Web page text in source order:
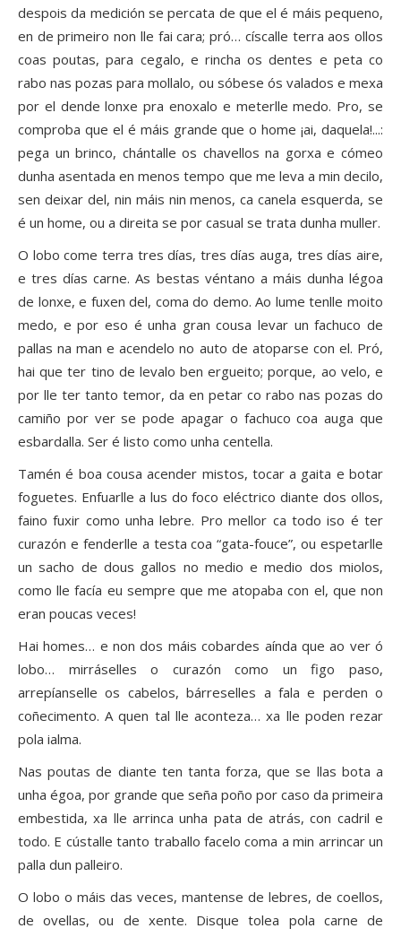
despois da medición se percata de que el é máis pequeno,
en de primeiro non lle fai cara; pró… císcalle terra aos ollos
coas poutas, para cegalo, e rincha os dentes e peta co
rabo nas pozas para mollalo, ou sóbese ós valados e mexa
por el dende lonxe pra enoxalo e meterlle medo. Pro, se
comproba que el é máis grande que o home ¡ai, daquela!...:
pega un brinco, chántalle os chavellos na gorxa e cómeo
dunha asentada en menos tempo que me leva a min decilo,
sen deixar del, nin máis nin menos, ca canela esquerda, se
é un home, ou a direita se por casual se trata dunha muller.
O lobo come terra tres días, tres días auga, tres días aire,
e tres días carne. As bestas véntano a máis dunha légoa
de lonxe, e fuxen del, coma do demo. Ao lume tenlle moito
medo, e por eso é unha gran cousa levar un fachuco de
pallas na man e acendelo no auto de atoparse con el. Pró,
hai que ter tino de levalo ben ergueito; porque, ao velo, e
por lle ter tanto temor, da en petar co rabo nas pozas do
camiño por ver se pode apagar o fachuco coa auga que
esbardalla. Ser é listo como unha centella.
Tamén é boa cousa acender mistos, tocar a gaita e botar
foguetes. Enfuarlle a lus do foco eléctrico diante dos ollos,
faino fuxir como unha lebre. Pro mellor ca todo iso é ter
curazón e fenderlle a testa coa “gata-fouce”, ou espetarlle
un sacho de dous gallos no medio e medio dos miolos,
como lle facía eu sempre que me atopaba con el, que non
eran poucas veces!
Hai homes… e non dos máis cobardes aínda que ao ver ó
lobo… mirráselles o curazón como un figo paso,
arrepíanselle os cabelos, bárreselles a fala e perden o
coñecimento. A quen tal lle aconteza… xa lle poden rezar
pola ialma.
Nas poutas de diante ten tanta forza, que se llas bota a
unha égoa, por grande que seña poño por caso da primeira
embestida, xa lle arrinca unha pata de atrás, con cadril e
todo. E cústalle tanto traballo facelo coma a min arrincar un
palla dun palleiro.
O lobo o máis das veces, mantense de lebres, de coellos,
de ovellas, ou de xente. Disque tolea pola carne de